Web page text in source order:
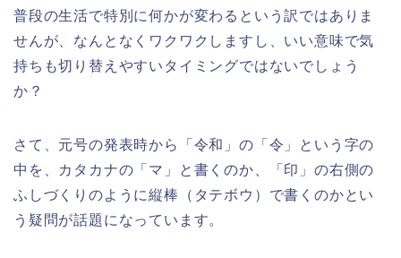
普段の生活で特別に何かが変わるという訳ではありま
せんが、なんとなくワクワクしますし、いい意味で気
持ちも切り替えやすいタイミングではないでしょう
か？
さて、元号の発表時から「令和」の「令」という字の
中を、カタカナの「マ」と書くのか、「印」の右側の
ふしづくりのように縦棒（タテボウ）で書くのかとい
う疑問が話題になっています。